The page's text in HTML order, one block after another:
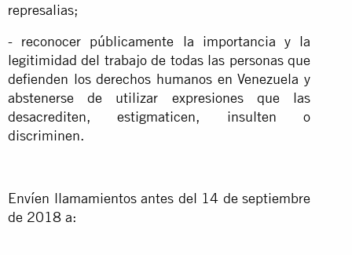
represalias;
- reconocer públicamente la importancia y la
legitimidad del trabajo de todas las personas que
defienden los derechos humanos en Venezuela y
abstenerse de utilizar expresiones que las
desacrediten, estigmaticen, insulten o
discriminen.
Envíen llamamientos antes del 14 de septiembre
de 2018 a: